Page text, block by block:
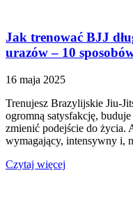
Jak trenować BJJ
urazów – 10
16 maja 2025
Trenujesz Brazylijskie Jiu-
ogromną satysfakcję,
zmienić podejście do życia.
wymagający, intensywny i,
Czytaj więcej